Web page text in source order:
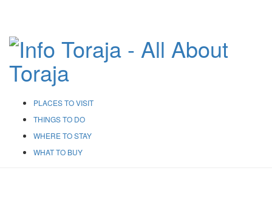
PLACES TO VISIT
THINGS TO DO
WHERE TO STAY
WHAT TO BUY